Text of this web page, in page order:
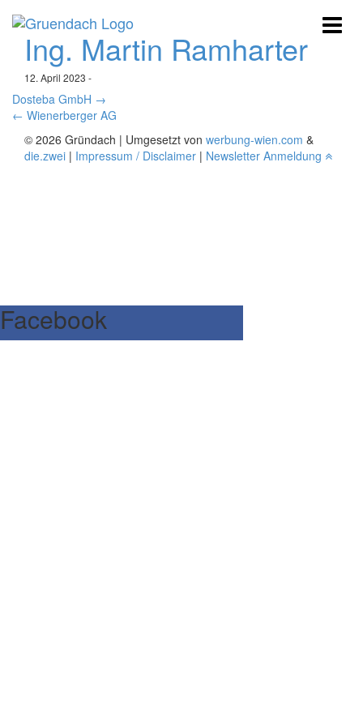
Ing. Martin Ramharter
12. April 2023 -
Dosteba GmbH →
← Wienerberger AG
© 2026 Gründach | Umgesetzt von werbung-wien.com &
die.zwei | Impressum / Disclaimer | Newsletter Anmeldung
Facebook